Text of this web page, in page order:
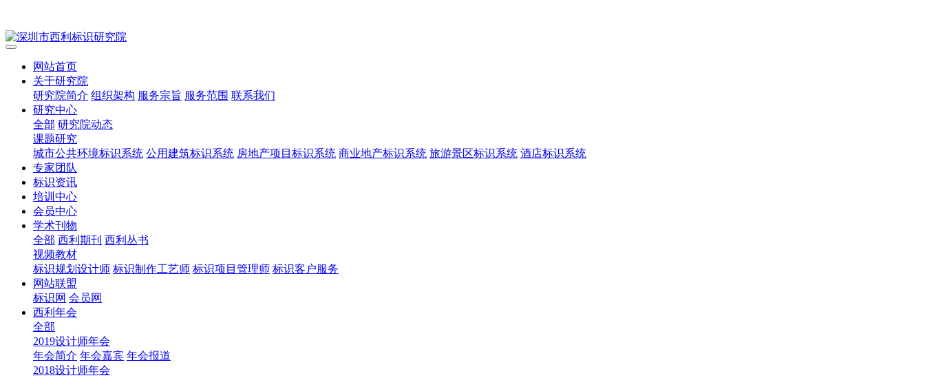
网站首页
关于研究院
研究院简介 组织架构 服务宗旨 服务范围 联系我们
研究中心
全部 研究院动态
课题研究
城市公共环境标识系统 公用建筑标识系统 房地产项目标识系统 商业地产标识系统 旅游景区标识系统 酒店标识系统
专家团队
标识资讯
培训中心
会员中心
学术刊物
全部 西利期刊 西利丛书
视频教材
标识规划设计师 标识制作工艺师 标识项目管理师 标识客户服务
网站联盟
标识网 会员网
西利年会
全部
2019设计师年会
年会简介 年会嘉宾 年会报道
2018设计师年会